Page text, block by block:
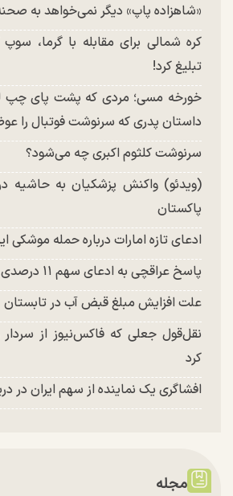
«شاهزاده پاپ» دیگر نمی‌خواهد به
کره شمالی برای مقابله با گرما،
تبلیغ کرد!
خورخه مسی؛ مردی که پشت پای چپ
داستان پدری که سرنوشت فوتبال را
سرنوشت کلثوم اکبری چه می‌شود؟
(ویدئو) واکنش پزشکیان به حاشیه
پاکستان
ادعای تازه امارات درباره حمله موشکی
پاسخ عراقچی به ادعای سهم ۱۱ درصدی ایران از خزر
علت افزایش مبلغ قبض آب در تابستان
نقل‌قول جعلی که فاکس‌نیوز از
کرد
افشاگری یک نماینده از سهم ایران در
مجله